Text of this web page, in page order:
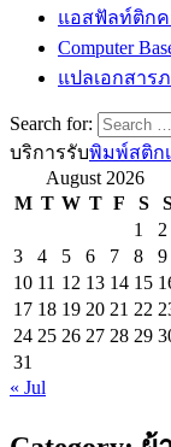
แอสฟัลท์ติกค
Computer
แปลเอกสาร
Search for:
บริการรับพิมพ์สติก
August 2026
M T W T F S
1
2
3
4 5 6 7 8
9
10 11 12 13 14 15
17 18 19 20 21 22
24 25 26 27 28 29
31
« Jul